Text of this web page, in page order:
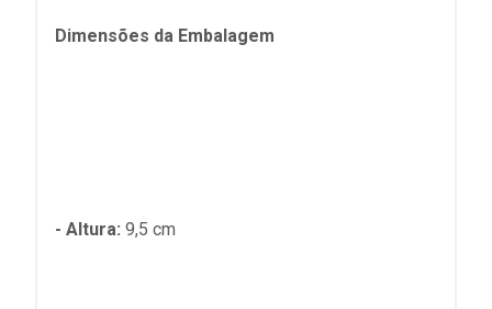
Dimensões da Embalagem
- Altura: 9,5 cm